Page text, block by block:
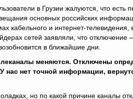
в Грузии жалуются, что есть
основных российских
кабельного и интернет-
сетей заявляли, что отключение
в ближайшие дни.
меняются. Отключены
нас нет точной информации,
но по какой причине каналы